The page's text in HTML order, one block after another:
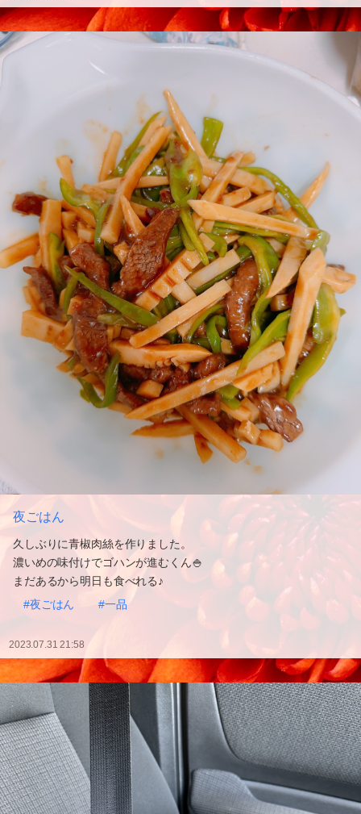
夜ごはん
久しぶりに青椒肉絲を作りました。
濃いめの味付けでゴハンが進むくん🍚
まだあるから明日も食べれる♪
#夜ごはん
#一品
2023.07.31 21:58